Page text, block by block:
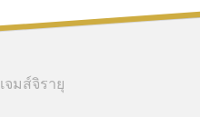
เจมส์จิรายุ